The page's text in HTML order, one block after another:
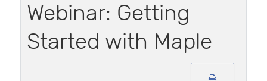
Webinar: Getting
Started with Maple